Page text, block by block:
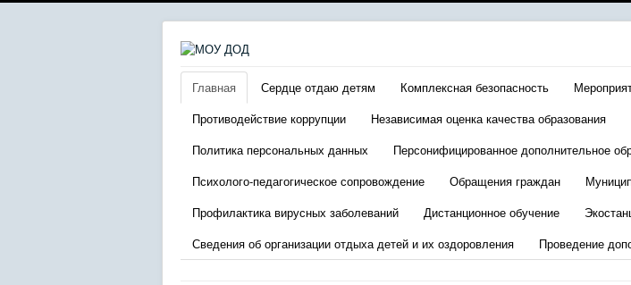
Главная Сердце отдаю детям Комплексная безопасность
Противодействие коррупции
Независимая оценка качества образования
Политика персональных данных
Персонифицированное дополнительное
Психолого-педагогическое сопровождение
Обращения граждан
Профилактика вирусных заболеваний
Дистанционное обучение
Сведения об организации отдыха детей и их оздоровления
Проведение